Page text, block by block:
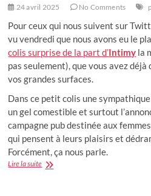
24 avril 2025 No Comments
Pour ceux qui nous suivent sur
vu vendredi que nous avons eu le
colis surprise de la part d’Intimy la
pas seulement), que vous avez
vos grandes surfaces.
Dans ce petit colis une
un gel comestible et surtout
campagne pub destinée aux
qui pensent à leurs plaisirs et
Forcément, ça nous parle.
Lire la suiteIntimy